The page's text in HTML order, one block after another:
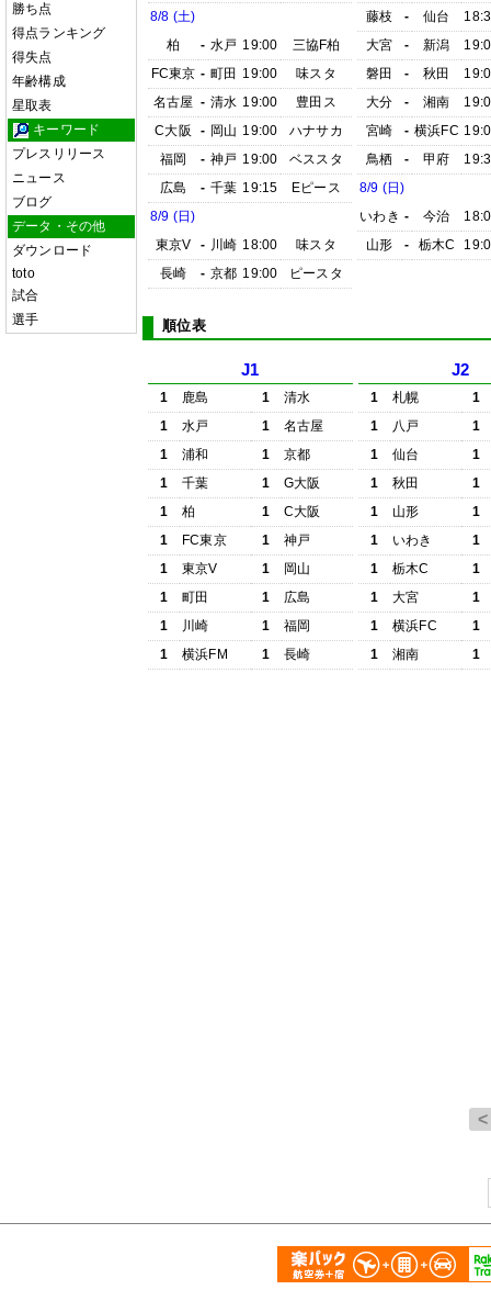
勝ち点
得点ランキング
得失点
年齢構成
星取表
キーワード
プレスリリース
ニュース
ブログ
データ・その他
ダウンロード
toto
試合
選手
8/8 (土)
柏
- 水戸 19:00
三協F柏
FC東京 - 町田 19:00
味スタ
名古屋 - 清水 19:00
豊田ス
C大阪
- 岡山 19:00
ハナサカ
福岡
- 神戸 19:00
ベススタ
広島
- 千葉 19:15
Eピース
8/9 (日)
東京V
- 川崎 18:00
味スタ
長崎
- 京都 19:00 ピースタ
藤枝
- 仙台
大宮
- 新潟
磐田
- 秋田
大分
- 湘南
宮崎
- 横浜FC
鳥栖
- 甲府
8/9 (日)
いわき - 今治
山形
- 栃木C
順位表
J1
1 鹿島 1
清水
1
水戸 1
名古屋
1
浦和 1
京都
1
千葉 1
G大阪
1
柏 1
C大阪
1
FC東京 1
神戸
1
東京V 1
岡山
1
町田 1
広島
1
川崎 1
福岡
1
横浜FM 1 長崎
J2
1 札幌
1
1
八戸
1
1
仙台
1
1
秋田
1
1
山形
1
1
いわき
1
1
栃木C
1
1
大宮
1
1
横浜FC
1
1
湘南 1